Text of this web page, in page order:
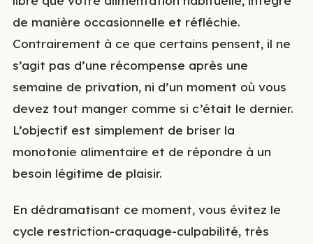
de manière occasionnelle et réfléchie.
Contrairement à ce que certains pensent, il ne
s’agit pas d’une récompense après une
semaine de privation, ni d’un moment où vous
devez tout manger comme si c’était le dernier.
L’objectif est simplement de briser la
monotonie alimentaire et de répondre à un
besoin légitime de plaisir.
En dédramatisant ce moment, vous évitez le
cycle restriction-craquage-culpabilité, très